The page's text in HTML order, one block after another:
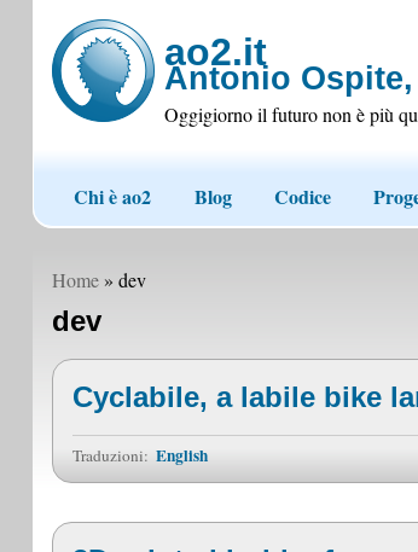
ao2.it
Antonio
Oggigiorno il futuro non è più
Chi è ao2 Blog Codice
Home» dev
dev
Cyclabile, a labile bike
Traduzioni: English